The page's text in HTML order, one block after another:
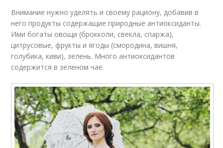
Внимание нужно уделять и своему рациону, добавив в
него продукты содержащие природные антиоксиданты.
Ими богаты овощи (брокколи, свекла, спаржа),
цитрусовые, фрукты и ягоды (смородина, вишня,
голубика, киви), зелень. Много антиоксидантов
содержится в зеленом чае.